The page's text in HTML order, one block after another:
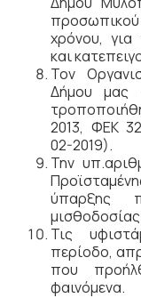
χρόνου,
και
Τον
Δήμου μας
2013, ΦΕΚ
02-2019).
Την
ύπαρξης
Τις
περίοδο,
που
φαινόμενα.